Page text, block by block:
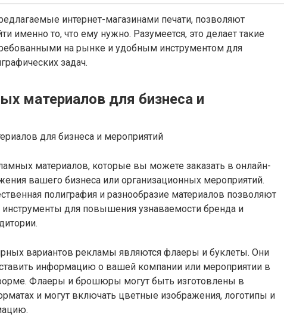
интернет-магазинами печати, позволяют
именно то, что ему нужно. Разумеется, это делает такие
на рынке и удобным инструментом для
задач.
материалов для бизнеса и
материалов, которые вы можете заказать в онлайн-
вашего бизнеса или организационных мероприятий.
полиграфия и разнообразие материалов позволяют
для повышения узнаваемости бренда и
вариантов рекламы являются флаеры и буклеты. Они
информацию о вашей компании или мероприятии в
Флаеры и брошюры могут быть изготовлены в
и ​​могут включать цветные изображения, логотипы и